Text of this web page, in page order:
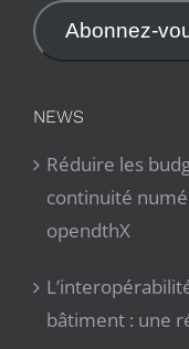
mail
Abonnez-
NEWS
Réduire les
continuité
opendthX
bâtiment : une